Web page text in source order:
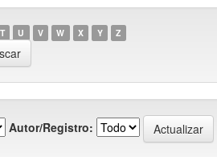
T U V W X Y Z
Autor/Registro: